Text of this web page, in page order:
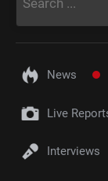
News
Live
Interviews